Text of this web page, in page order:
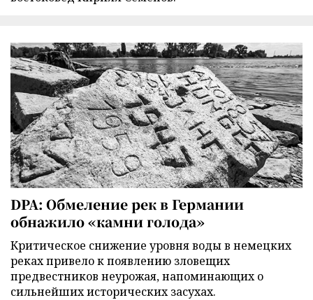
DPA: Обмеление рек в Германии
обнажило «камни голода»
Критическое снижение уровня воды в немецких
реках привело к появлению зловещих
предвестников неурожая, напоминающих о
сильнейших исторических засухах.